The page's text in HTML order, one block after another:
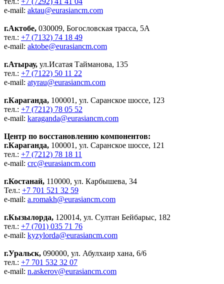
e-mail: aktau@eurasiancm.com
г.Актобе, 030009, Богословская трасса, 5А
тел.: +7 (7132) 74 18 49
e-mail: aktobe@eurasiancm.com
г.Атырау, ул.Исатая Тайманова, 135
тел.: +7 (7122) 50 11 22
e-mail: atyrau@eurasiancm.com
г.Караганда, 100001, ул. Саранское шоссе, 123
тел.: +7 (7212) 78 05 52
e-mail: karaganda@eurasiancm.com
Центр по восстановлению компонентов:
г.Караганда, 100001, ул. Саранское шоссе, 121
тел.: +7 (7212) 78 18 11
e-mail: crc@eurasiancm.com
г.Костанай, 110000, ул. Карбышева, 34
Тел.: +7 701 521 32 59
e-mail: a.romakh@eurasiancm.com
г.Кызылорда, 120014, ул. Султан Бейбарыс, 182
тел.: +7 (701) 035 71 76
e-mail: kyzylorda@eurasiancm.com
г.Уральск, 090000, ул. Абулхаир хана, 6/6
тел.: +7 701 532 32 07
e-mail: n.askerov@eurasiancm.com